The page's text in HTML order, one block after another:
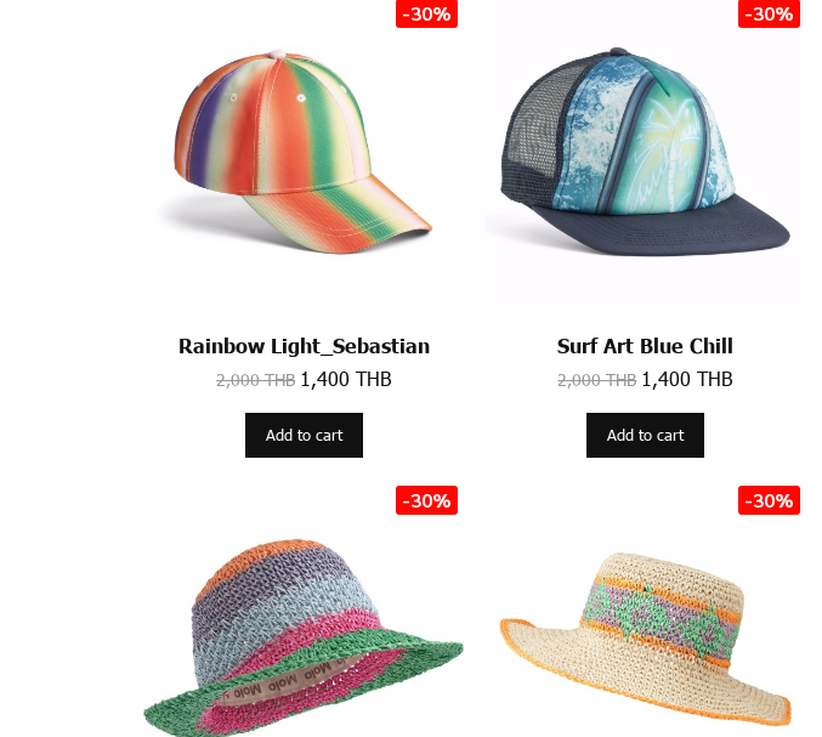
-30%
Rainbow Light_Sebastian
2,000 THB 1,400 THB
Add to cart
-30%
Surf Art Blue Chill
2,000 THB 1,400 THB
Add to cart
-30% -30%